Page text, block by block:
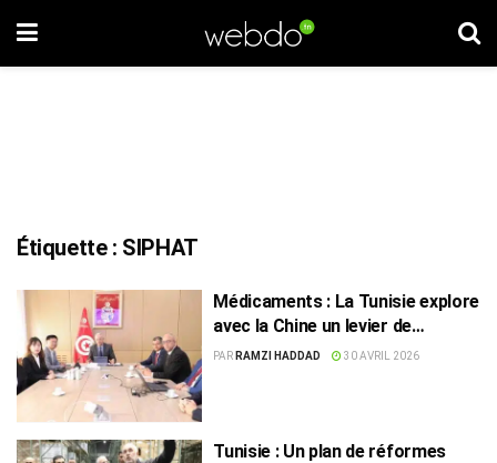
Étiquette : SIPHAT
Médicaments : La Tunisie explore
avec la Chine un levier de
souveraineté sanitaire
PAR RAMZI HADDAD 30 AVRIL 2026
Tunisie : Un plan de réformes